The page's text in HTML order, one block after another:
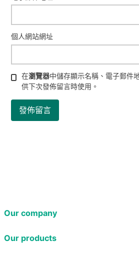
個人網站網址
在瀏覽器中儲存顯示名稱、電子郵件
供下次發佈留言時使用。
Our company
Our products